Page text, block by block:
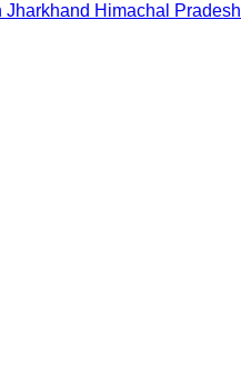
Jharkhand Himachal Pradesh